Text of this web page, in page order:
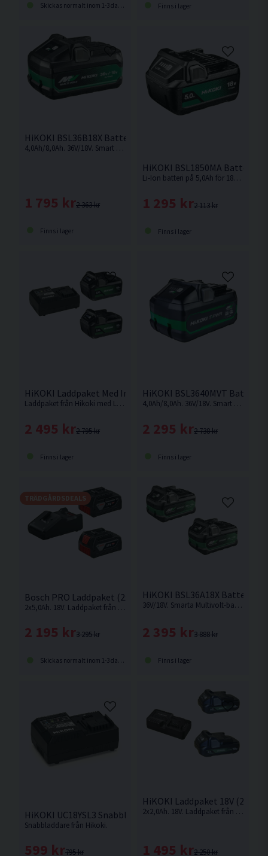
Skickas normalt inom 1-3 dagar Finns i lager
HiKOKI BSL36B18X Batteri 36V/18V Multivolt (4,0Ah/8,0Ah)
4,0Ah/8,0Ah. 36V/18V. Smart Multivolt-batteri som ändrar volt-nivå beroende på vilken maskin som används.
2 363 kr
1 795 kr
Finns i lager
HiKOKI BSL1850MA Batteri
Li-Ion batteri på 5,0Ah för 18V Sladdlösa Hikoki maskiner med Slide batterifäste.
2 113 kr
1 295 kr
Finns i lager
HiKOKI Laddpaket Med Indikator 18V (2x5,0Ah)
Laddpaket från Hikoki med Li-Ion batterier på 5,0Ah för 18V Sladdlösa maskiner med Slide batterifäste samt snabbladdare.
2 795 kr
2 495 kr
Finns i lager
HiKOKI BSL3640MVT Batteri
4,0Ah/8,0Ah. 36V/18V. Smart Multivolt-batteri som ändrar volt-nivå beroende på vilken maskin som används.
2 738 kr
2 295 kr
Finns i lager
Bosch PRO Laddpaket (2x5,0Ah)
2x5,0Ah. 18V. Laddpaket från Bosch med 2st batterier och 1st laddare.
3 295 kr
2 195 kr
Skickas normalt inom 1-3 dagar
TRÄDGÅRDSDEALS
HiKOKI BSL36A18X
36V/18V. Smarta Multivolt-batterier som ändrar volt-nivå beroende på vilken maskin som används. Ersättaren till BSL36A18. Levereras i 2-pack.
3 888 kr
2 395 kr
Finns i lager
HiKOKI UC18YSL3 Snabbladdare 14,4V-36V
Snabbladdare från Hikoki.
795 kr
599 kr
HiKOKI Laddpaket 18V
2x2,0Ah. 18V. Laddpaket från Hikoki med Li-Ion batteri på 2,0Ah för 18V sladdlösa maskiner med slide batterifäste.
2 250 kr
1 495 kr